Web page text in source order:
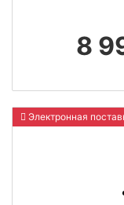
8
Электронная